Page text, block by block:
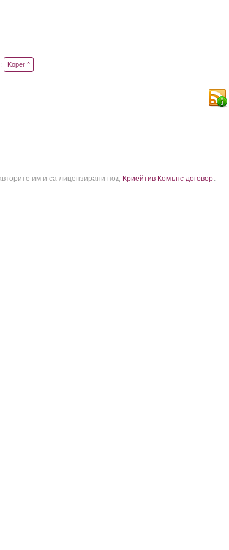
Koper ^
им и са лицензирани под Криейтив Комънс договор.